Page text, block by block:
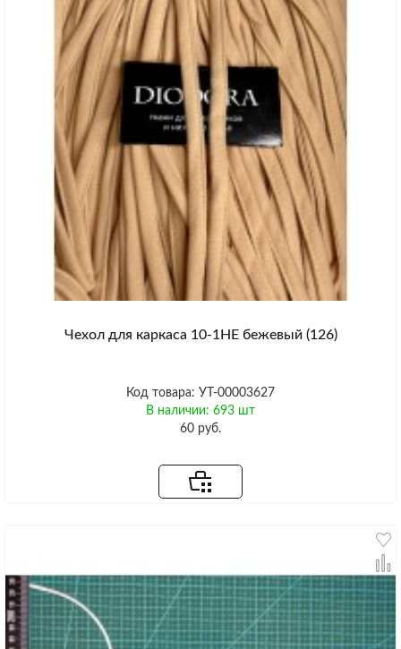
Чехол для каркаса 10-1HE бежевый (126)
Код товара: УТ-00003627
В наличии: 693 шт
60 руб.